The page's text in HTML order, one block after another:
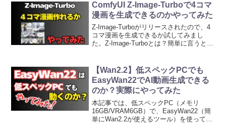
ComfyUI Z-Image-Turboで4コマ
漫画を生成できるのかやってみた
Z-Image-Turboがリリースされたので、4
コマ漫画を生成できるか試してみまし
た。Z-Image-Turboとは？簡単に言うとス
1600x900の画像が1枚80...
【Wan2.2】低スペックPCでも
EasyWan22でAI動画生成できる
のか？実際にやってみた
本記事では、低スペックPC（メモリ
16GB/VRAM6GB）で、EasyWan22（簡
単にWan2.2が使えるツール）を使って動